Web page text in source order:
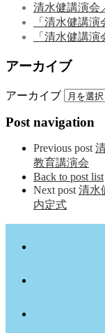
清水健講演会
「清水健講演
「清水健講演
アーカイブ
アーカイブ
Post navigation
Previous post
教育講演会
Back to post list
Next post 清水
内定式